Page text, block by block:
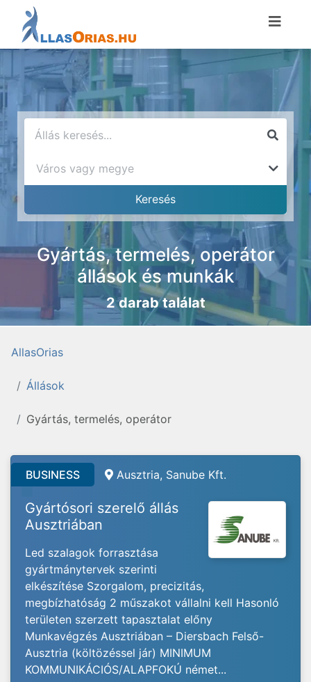
Gyártás, termelés, operátor
állások és munkák
2 darab találat
AllasOrias
Állások
Gyártás, termelés, operátor
BUSINESS Ausztria, Sanube Kft.
Gyártósori szerelő állás
Ausztriában
Led szalagok forrasztása
gyártmánytervek szerinti
elkészítése Szorgalom, precizitás,
megbízhatóság 2 műszakot vállalni kell Hasonló
területen szerzett tapasztalat előny
Munkavégzés Ausztriában – Diersbach Felső-
Ausztria (költözéssel jár) MINIMUM
KOMMUNIKÁCIÓS/ALAPFOKÚ német...